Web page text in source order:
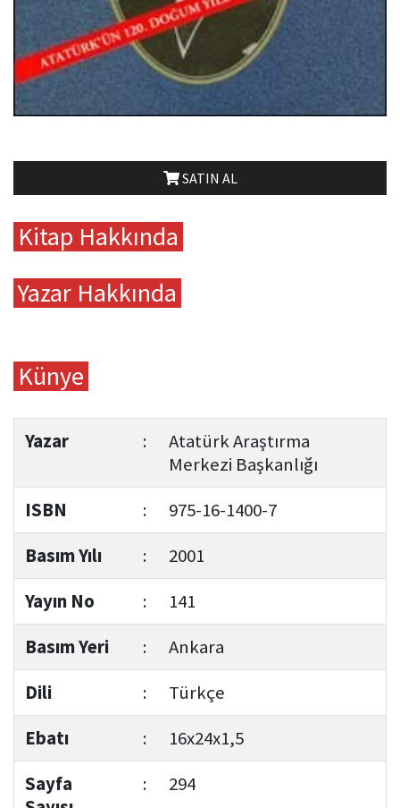
SATIN AL
Kitap Hakkında
Yazar Hakkında
Künye
Yazar :
Atatürk Araştırma
Merkezi Başkanlığı
ISBN
:
975-16-1400-7
Basım Yılı
:
2001
Yayın No
:
141
Basım Yeri
:
Ankara
Dili
:
Türkçe
Ebatı
:
16x24x1,5
Sayfa
: 294